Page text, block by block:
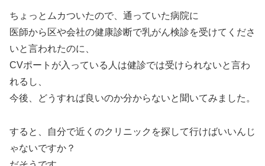
ちょっとムカついたので、通っていた病院に
医師から区や会社の健康診断で乳がん検診を受けてくださ
いと言われたのに、
CVポートが入っている人は健診では受けられないと言わ
れるし、
今後、どうすれば良いのか分からないと聞いてみました。
すると、自分で近くのクリニックを探して行けばいいんじ
ゃないですか？